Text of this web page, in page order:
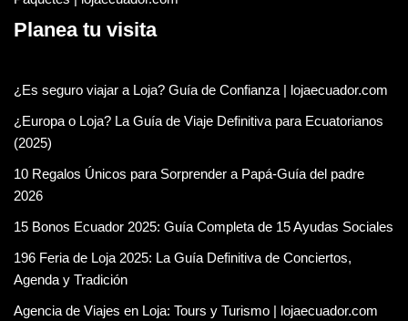
Planea tu visita
¿Es seguro viajar a Loja? Guía de Confianza | lojaecuador.com
¿Europa o Loja? La Guía de Viaje Definitiva para Ecuatorianos
(2025)
10 Regalos Únicos para Sorprender a Papá-Guía del padre
2026
15 Bonos Ecuador 2025: Guía Completa de 15 Ayudas Sociales
196 Feria de Loja 2025: La Guía Definitiva de Conciertos,
Agenda y Tradición
Agencia de Viajes en Loja: Tours y Turismo | lojaecuador.com